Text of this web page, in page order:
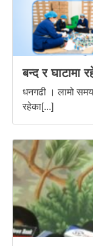
बन्द र घाटामा
धनगढी । लामो
रहेका[...]